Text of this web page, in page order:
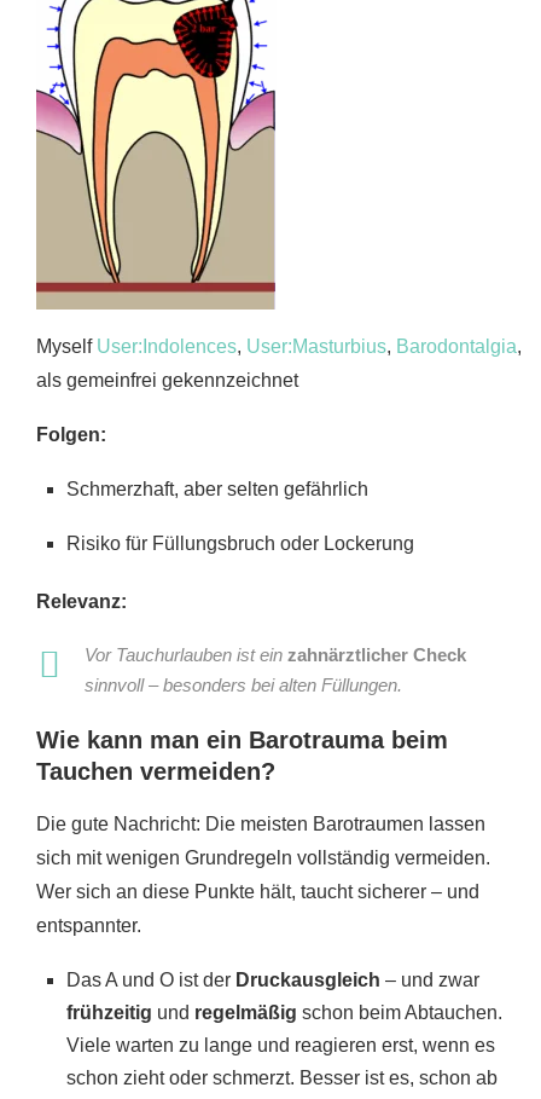
Myself User:Indolences, User:Masturbius, Barodontalgia,
als gemeinfrei gekennzeichnet
Folgen:
Schmerzhaft, aber selten gefährlich
Risiko für Füllungsbruch oder Lockerung
Relevanz:
Vor Tauchurlauben ist ein zahnärztlicher Check
sinnvoll – besonders bei alten Füllungen.
Wie kann man ein Barotrauma beim
Tauchen vermeiden?
Die gute Nachricht: Die meisten Barotraumen lassen
sich mit wenigen Grundregeln vollständig vermeiden.
Wer sich an diese Punkte hält, taucht sicherer – und
entspannter.
Das A und O ist der Druckausgleich – und zwar
frühzeitig und regelmäßig schon beim Abtauchen.
Viele warten zu lange und reagieren erst, wenn es
schon zieht oder schmerzt. Besser ist es, schon ab